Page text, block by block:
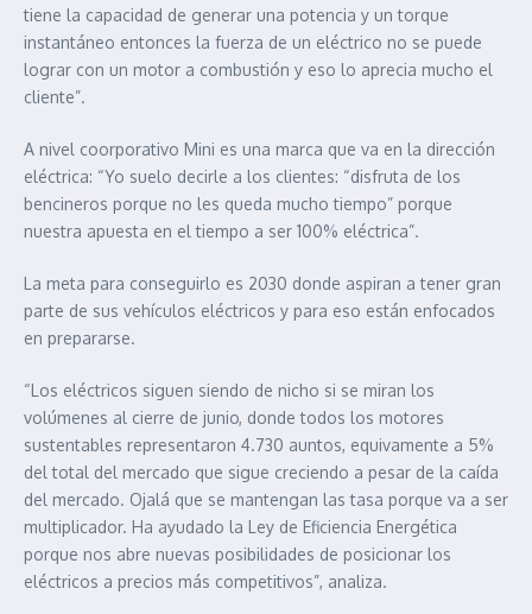
tiene la capacidad de generar una potencia y un torque
instantáneo entonces la fuerza de un eléctrico no se puede
lograr con un motor a combustión y eso lo aprecia mucho el
cliente”.
A nivel coorporativo Mini es una marca que va en la dirección
eléctrica: “Yo suelo decirle a los clientes: “disfruta de los
bencineros porque no les queda mucho tiempo” porque
nuestra apuesta en el tiempo a ser 100% eléctrica”.
La meta para conseguirlo es 2030 donde aspiran a tener gran
parte de sus vehículos eléctricos y para eso están enfocados
en prepararse.
“Los eléctricos siguen siendo de nicho si se miran los
volúmenes al cierre de junio, donde todos los motores
sustentables representaron 4.730 auntos, equivamente a 5%
del total del mercado que sigue creciendo a pesar de la caída
del mercado. Ojalá que se mantengan las tasa porque va a ser
multiplicador. Ha ayudado la Ley de Eficiencia Energética
porque nos abre nuevas posibilidades de posicionar los
eléctricos a precios más competitivos”, analiza.